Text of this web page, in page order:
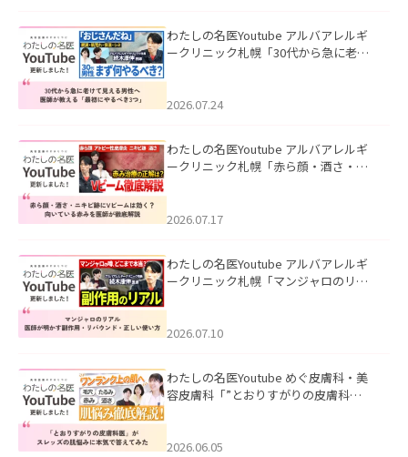
わたしの名医Youtube アルバアレルギ
ークリニック札幌「30代から急に老け
た。
2026.07.24
わたしの名医Youtube アルバアレルギ
ークリニック札幌「赤ら顔・酒さ・ニ
した。
2026.07.17
わたしの名医Youtube アルバアレルギ
ークリニック札幌「マンジャロのリア
た。
2026.07.10
わたしの名医Youtube めぐ皮膚科・美
容皮膚科「”とおりすがりの皮膚科
2026.06.05